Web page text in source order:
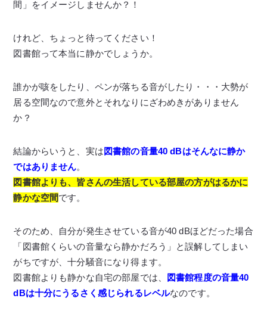
間」をイメージしませんか？！
けれど、ちょっと待ってください！
図書館って本当に静かでしょうか。
誰かが咳をしたり、ペンが落ちる音がしたり・・・大勢が
居る空間なので意外とそれなりにざわめきがありません
か？
結論からいうと、実は 図書館の音量40 dBはそんなに静か
ではありません。
図書館よりも、皆さんの生活している部屋の方がはるかに
静かな空間です。
そのため、自分が発生させている音が40 dBほどだった場合
「図書館くらいの音量なら静かだろう」と誤解してしまい
がちですが、十分騒音になり得ます。
図書館よりも静かな自宅の部屋では、
図書館程度の音量40
dBは十分にうるさく感じられるレベルなのです。